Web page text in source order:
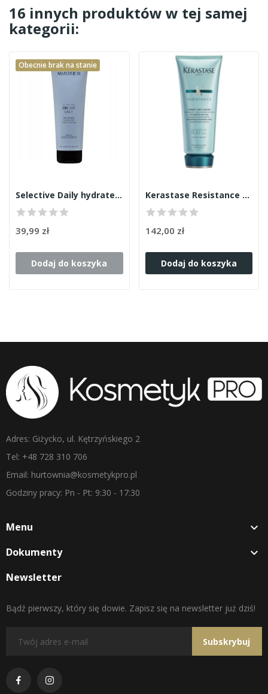
16 innych produktów w tej samej
kategorii:
Obecnie brak na stanie
Selective Daily hydrate odżywka 250ml
39,99 zł
Dodaj do koszyka
Kerastase Resistance cement odżywka 200ml
142,00 zł
Dodaj do koszyka
Adres: Giżycko, ul. Kętrzyńskiego 2
Tel: +48 728 310 706
Email: hurtownia@kosmetykpro.pl
Godziny pracy: Pn - Pt: 9:30 - 17:30
Menu 
Dokumenty 
Newsletter
Bądź pierwszy, który się dowie. Zapisz się na newsletter już dziś!
Subskrybuj